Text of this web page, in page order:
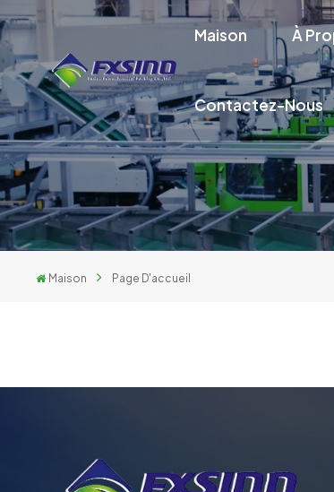
Maison À
Contactez-Nous
Maison Page D'accueil